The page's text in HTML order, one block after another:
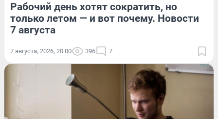
Рабочий день хотят сократить, но
только летом — и вот почему. Новости
7 августа
7 августа, 2026, 20:00 396 7